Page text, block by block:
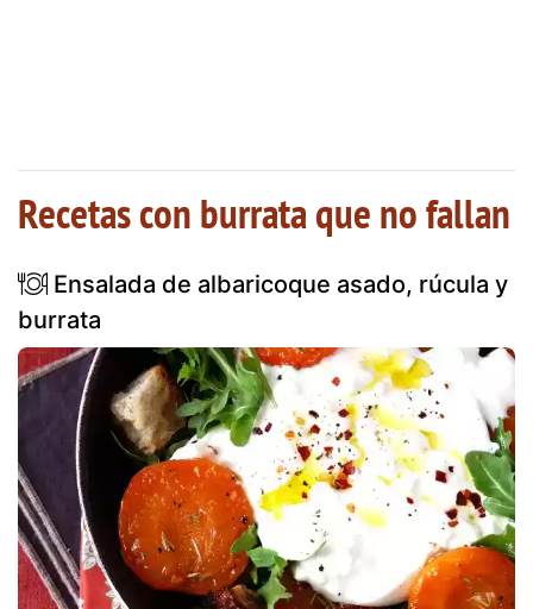
Recetas con burrata que no fallan
Ensalada de albaricoque asado, rúcula y
burrata